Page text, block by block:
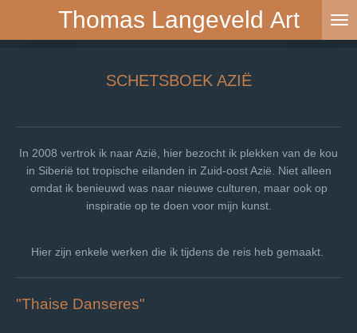
Thomas Langeveld Art
SCHETSBOEK AZIË
In 2008 vertrok ik naar Azië, hier bezocht ik plekken van de kou
in Siberië tot tropische eilanden in Zuid-oost Azië. Niet alleen
omdat ik benieuwd was naar nieuwe culturen, maar ook op
inspiratie op te doen voor mijn kunst.
Hier zijn enkele werken die ik tijdens de reis heb gemaakt.
"Thaise Danseres"